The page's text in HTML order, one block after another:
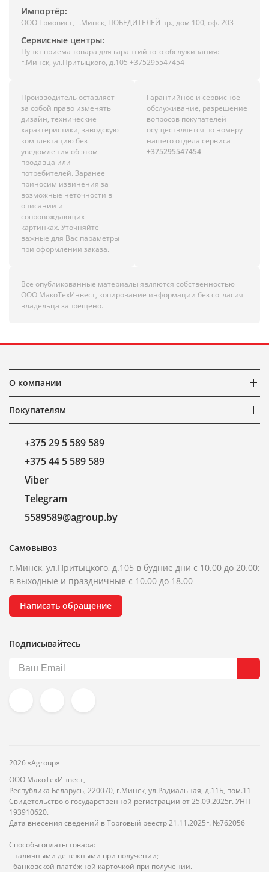
Импортёр:
ООО Триовист, г.Минск, ПОБЕДИТЕЛЕЙ пр., дом 100, оф. 203
Сервисные центры:
Пункт приема товара для гарантийного обслуживания:
г.Минск, ул.Притыцкого, д.105 +375295547454
Производитель оставляет
за собой право изменять
дизайн, технические
характеристики, заводскую
комплектацию без
уведомления об этом
продавца или
потребителей. Заранее
приносим извинения за
возможные неточности в
описании и
сопровождающих
картинках. Уточняйте
важные для Вас параметры
при оформлении заказа.
Гарантийное и сервисное
обслуживание, разрешение
вопросов покупателей
осуществляется по номеру
нашего отдела сервиса
+375295547454
Все опубликованные материалы являются собственностью
ООО МакоТехИнвест, копирование информации без согласия
владельца запрещено.
О компании
Покупателям
+375 29 5 589 589
+375 44 5 589 589
Viber
Telegram
5589589@agroup.by
Самовывоз
г.Минск, ул.Притыцкого, д.105 в будние дни с 10.00 до 20.00;
в выходные и праздничные с 10.00 до 18.00
Написать обращение
Подписывайтесь
2026 «Agroup»
ООО МакоТехИнвест,
Республика Беларусь, 220070, г.Минск, ул.Радиальная, д.11Б, пом.11
Свидетельство о государственной регистрации от 25.09.2025г. УНП
193910620.
Дата внесения сведений в Торговый реестр 21.11.2025г. №762056
Способы оплаты товара:
- наличными денежными при получении;
- банковской платёжной карточкой при получении.